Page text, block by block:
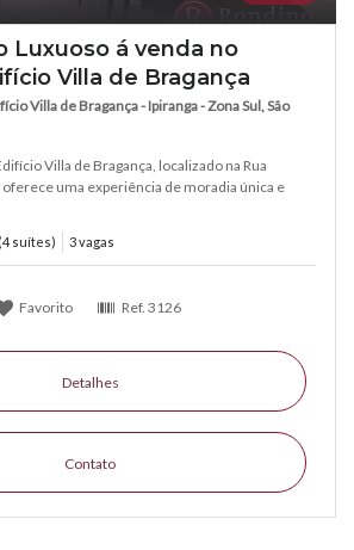
Luxuoso á venda no
Villa de Bragança
Villa de Bragança - Ipiranga - Zona Sul, São
Villa de Bragança, localizado na Rua
oferece uma experiência de moradia única e
suítes) 3 vagas
Favorito Ref. 3126
Detalhes
Contato